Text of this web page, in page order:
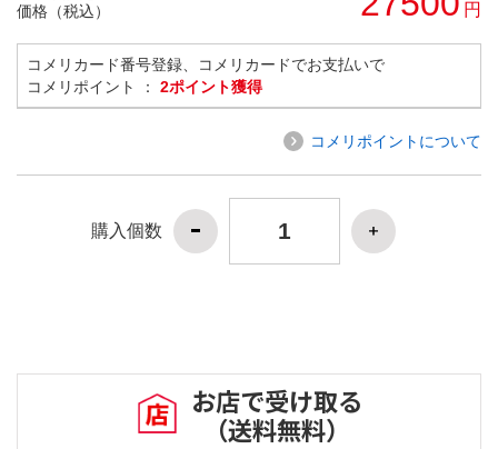
価格（税込）
円
コメリカード番号登録、コメリカードでお支払いで
コメリポイント ： 2ポイント獲得
コメリポイントについて
購入個数
お店で受け取る
（送料無料）